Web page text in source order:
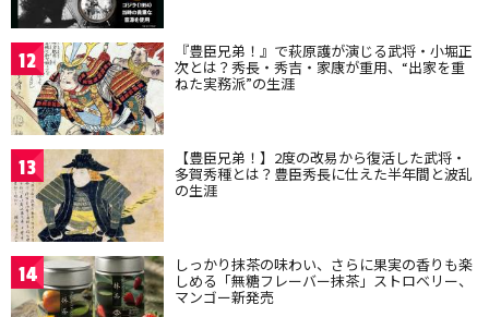
12 『豊臣兄弟！』で萩原護が演じる武将・小堀正
次とは？秀長・秀吉・家康が重用、“出家を重
ねた実務派”の生涯
13 【豊臣兄弟！】2度の改易から復活した武将・
多賀秀種とは？豊臣秀長に仕えた半年間と波乱
の生涯
14 しっかり抹茶の味わい、さらに果実の香りも楽
しめる「無糖フレーバー抹茶」ストロベリー、
マンゴー新発売